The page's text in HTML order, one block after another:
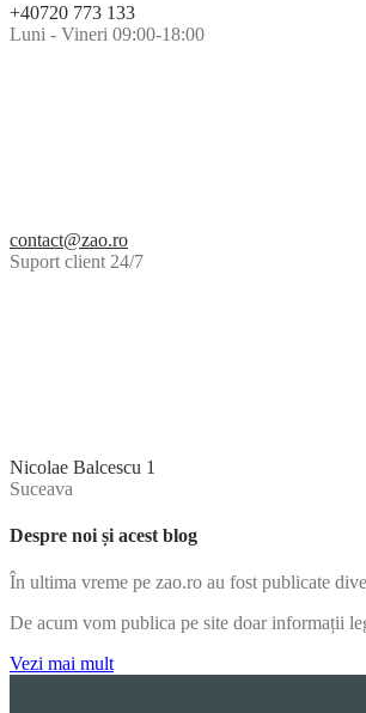
+40720 773 133
Luni - Vineri 09:00-18:00
contact@zao.ro
Suport client 24/7
Nicolae Balcescu 1
Suceava
Despre noi și acest blog
În ultima vreme pe zao.ro au fost publicate
De acum vom publica pe site doar informații
Vezi mai mult